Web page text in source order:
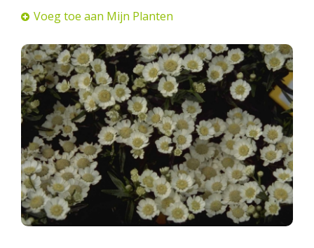
Voeg toe aan Mijn Planten